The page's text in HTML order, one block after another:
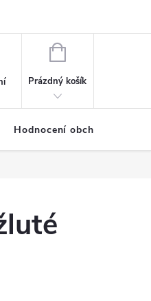
NÁKUPNÍ
Prázdný košík
Hodnocení obchodu